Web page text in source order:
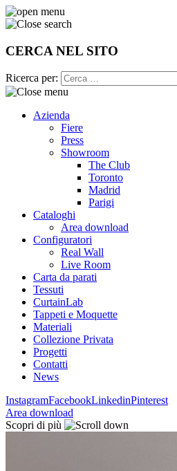
CERCA NEL SITO
Ricerca per:
Azienda
Fiere
Press
Showroom
The Club
Toronto
Madrid
Parigi
Cataloghi
Area download
Configuratori
Real Wall
Live Room
Carta da parati
Tessuti
CurtainLab
Tappeti e Moquette
Materiali
Collezione Privata
Progetti
Contatti
News
InstagramFacebookLinkedinPinterest
Area download
Scopri di più